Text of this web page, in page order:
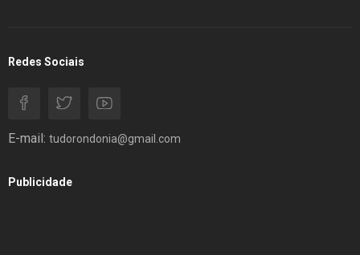
Redes Sociais
E-mail: tudorondonia@gmail.com
Publicidade